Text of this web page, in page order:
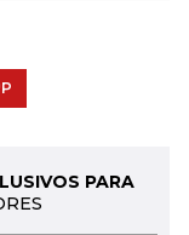
PARA